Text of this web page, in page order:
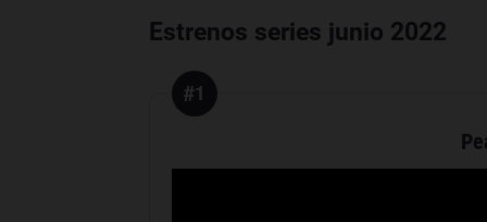
Estrenos series junio 2022
#1